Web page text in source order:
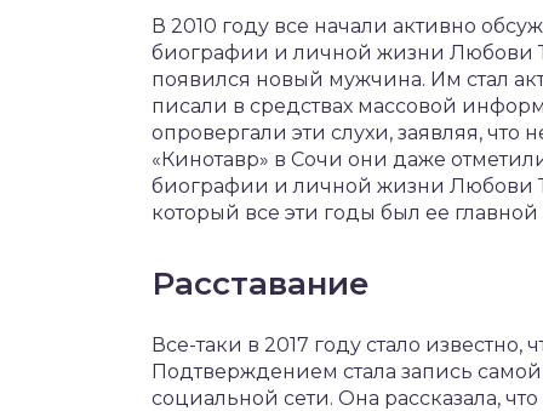
В 2010 году все начали активно
биографии и личной жизни Любови
появился новый мужчина. Им стал
писали в средствах массовой
опровергали эти слухи, заявляя, что
«Кинотавр» в Сочи они даже
биографии и личной жизни Любови
который все эти годы был ее
Расставание
Все-таки в 2017 году стало известно,
Подтверждением стала запись
социальной сети. Она рассказала,